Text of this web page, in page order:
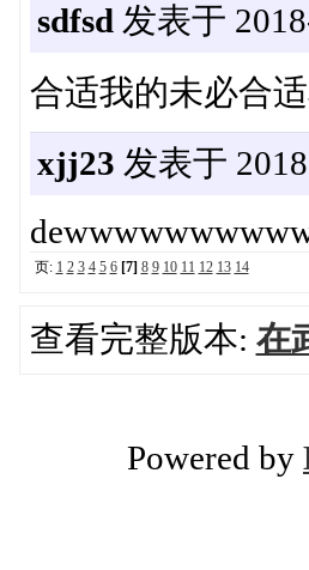
sdfsd 发表于
合适我的未必合
xjj23 发表于
页: 1 2 3 4 5 6 [7] 8 9 10 11 12 13 14
查看完整版本: 在
Powered by